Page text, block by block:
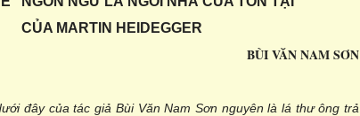
CỦA MARTIN HEIDEGGER
BÙI VĂN NAM SƠN
đây của tác giả Bùi Văn Nam Sơn nguyên là lá thư ông trả